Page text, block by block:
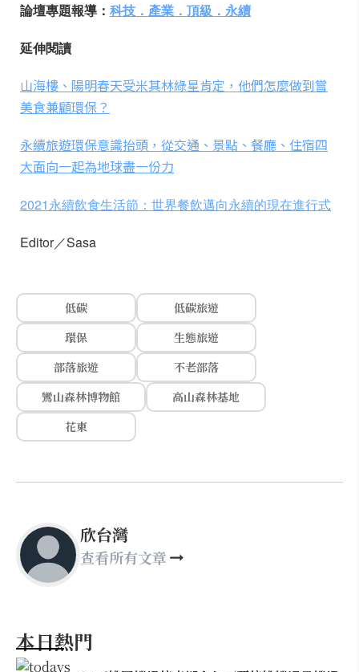
論壇專題報導： 科技．產業．頂級．永續
延伸閱讀
山海樓、陽明春天受米其林綠星肯定，他們怎麼做到嘗
美食兼顧環保？
永續旅遊環保意識抬頭，從交通、景點、餐廳、住宿四
大面向一起為地球盡一份力
2021永續飲食生活節：世界餐飲邁向永續的現在進行式
Editor／Sasa
低碳
低碳旅遊
環保
生態旅遊
部落旅遊
不老部落
鸞山森林博物館
高山森林基地
花東
欣台灣
查看所有文章
本日熱門